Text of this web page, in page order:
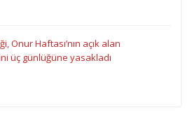
Onur Haftası’nın açık alan
üç günlüğüne yasakladı